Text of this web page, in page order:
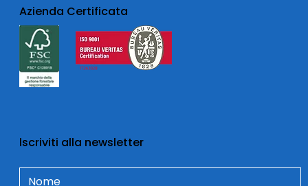
lscriviti alla newsletter
Azienda Certificata